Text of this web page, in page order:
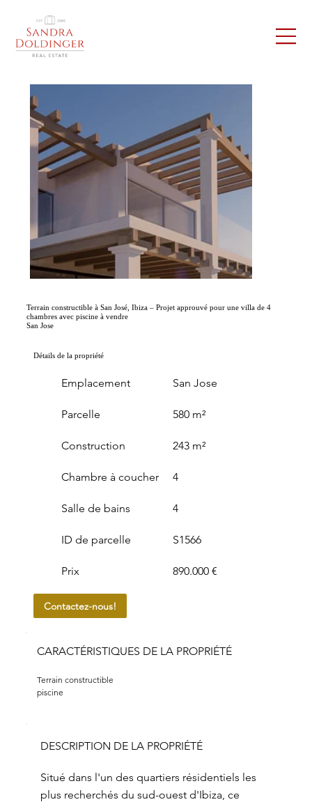
Terrain constructible à San José, Ibiza – Projet approuvé pour une villa de 4
chambres avec piscine à vendre
San Jose
Détails de la propriété
Emplacement
Parcelle
Construction
San Jose
580 m²
243 m²
Chambre à coucher
Salle de bains
4
4
ID de parcelle
Prix
S1566
890.000 €
Contactez-nous!
CARACTÉRISTIQUES DE LA PROPRIÉTÉ
Terrain constructible
piscine
DESCRIPTION DE LA PROPRIÉTÉ
Situé dans l'un des quartiers résidentiels les
plus recherchés du sud-ouest d'Ibiza, ce